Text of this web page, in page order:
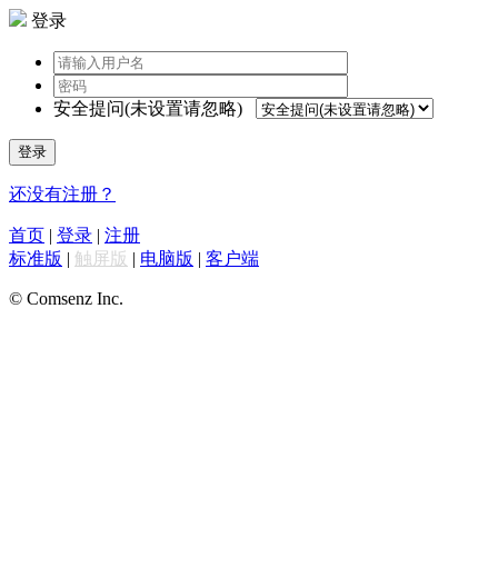
登录
安全提问(未设置请忽略)
登录
还没有注册？
首页 | 登录 | 注册
标准版 | 触屏版 | 电脑版 | 客户端
© Comsenz Inc.